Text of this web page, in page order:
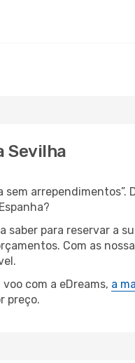
Sevilha
sem
para reservar a
Com as
com a eDreams, a
preço.